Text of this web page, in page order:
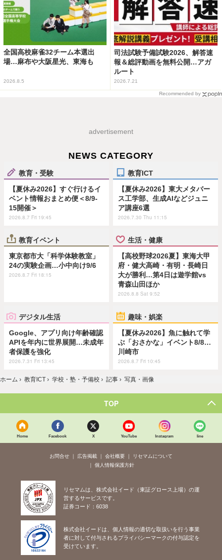
全国高校麻雀32チーム本選出
場…麻布や大阪星光、東海も
2026.8.5
司法試験予備試験2026、解答速
報＆総評動画を無料公開…アガ
ルート
2026.7.21
Recommended by
advertisement
NEWS CATEGORY
教育・受験
【夏休み2026】すぐ行けるイ
ベント情報おまとめ便＜8/9-
15開催＞
2026.8.7 Fri 19:45
教育ICT
【夏休み2026】東大メタバー
ス工学部、生成AIなどジュニ
ア講座6選
2026.7.30 Thu 11:15
教育イベント
東京都市大「科学体験教室」
24の実験企画…小中向け9/6
2026.8.7 Fri 18:15
生活・健康
【高校野球2026夏】東海大甲
府・健大高崎・有明・長崎日
大が勝利…第4日は遊学館vs
青森山田ほか
2026.8.8 Sat 9:52
デジタル生活
Google、アプリ向け年齢確認
APIを年内に世界展開…未成年
者保護を強化
2026.7.31 Fri 13:45
趣味・娯楽
【夏休み2026】魚に触れて学
ぶ「おさかな」イベント8/8…
川崎市
2026.8.7 Fri 10:45
ホーム › 教育ICT › 学校・塾・予備校 › 記事 › 写真・画像
TOP
Home Facebook X YouTube Instagram line
お問合せ 広告掲載 会社概要
リセマムについて
個人情報保護方針
リセマムは、株式会社イード（東証グロース上場）の運
営するサービスです。
証券コード：6038
株式会社イードは、個人情報の適切な取扱いを行う事業
者に対して付与されるプライバシーマークの付与認定を
受けています。